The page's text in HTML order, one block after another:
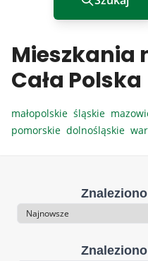
Mieszkania
Cała Polska
małopolskie śląskie
pomorskie dolnośląskie
Znaleziono
Sortowanie
Znaleziono